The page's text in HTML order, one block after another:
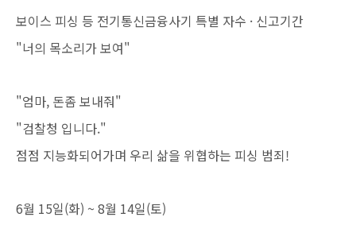
보이스 피싱 등 전기통신금융사기 특별 자수 · 신고기간
"너의 목소리가 보여"
"엄마, 돈좀 보내줘"
"검찰청 입니다."
점점 지능화되어가며 우리 삶을 위협하는 피싱 범죄!
6월 15일(화) ~ 8월 14일(토)